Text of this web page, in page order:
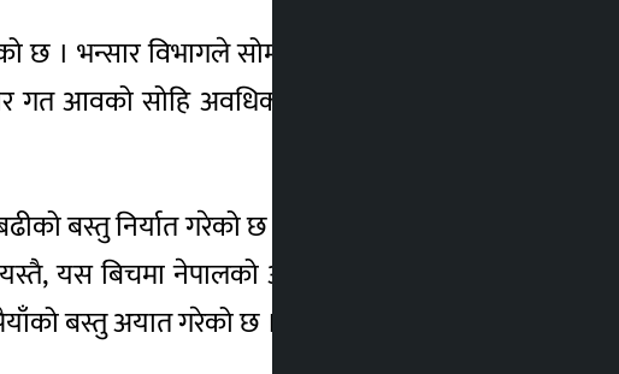
छ । भन्सार विभागले सोमबार सावर्जनिक गरेको चालु
आवको सोहि अवधिको तुलनामा नेपालको निर्यात
बस्तु निर्यात गरेको छ । गत आवको सोहि अवधिमा
यस बिचमा नेपालको आयात व्यापारमा पनि सुधार
बस्तु अयात गरेको छ ।